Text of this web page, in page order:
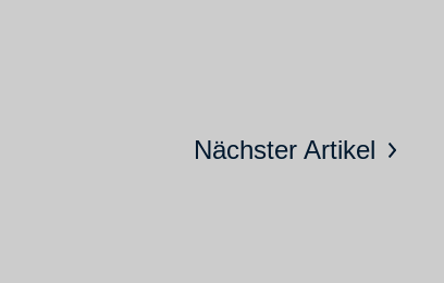
Nächster Artikel